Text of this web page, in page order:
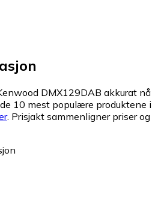
DMX129DAB akkurat nå
10 mest populære produktene i
. Prisjakt sammenligner priser og